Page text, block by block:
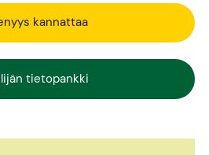
kannattaa
tietopankki